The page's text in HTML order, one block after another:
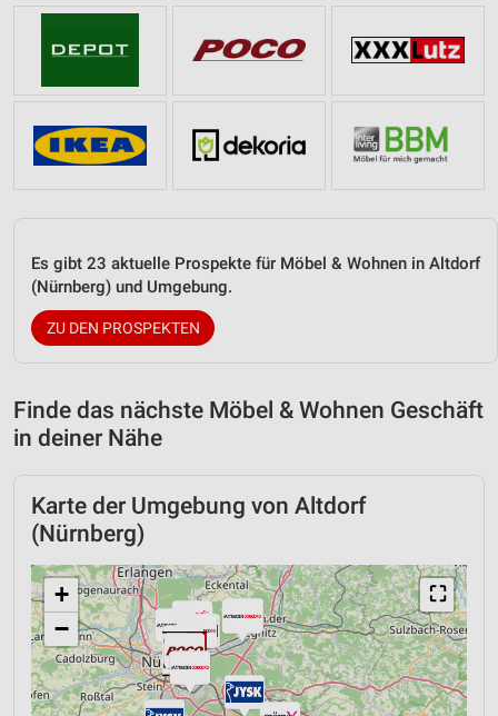
Es gibt 23 aktuelle Prospekte für Möbel & Wohnen in Altdorf
(Nürnberg) und Umgebung.
ZU DEN PROSPEKTEN
Finde das nächste Möbel & Wohnen Geschäft
in deiner Nähe
Karte der Umgebung von Altdorf
(Nürnberg)
⛶
+
−